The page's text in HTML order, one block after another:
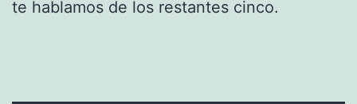
te hablamos de los restantes cinco.